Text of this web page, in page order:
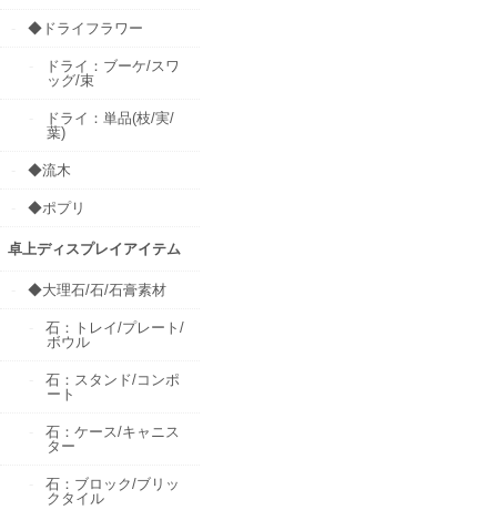
◆ドライフラワー
ドライ：ブーケ/スワ
ッグ/束
ドライ：単品(枝/実/
葉)
◆流木
◆ポプリ
卓上ディスプレイアイテム
◆大理石/石/石膏素材
石：トレイ/プレート/
ボウル
石：スタンド/コンポ
ート
石：ケース/キャニス
ター
石：ブロック/ブリッ
クタイル